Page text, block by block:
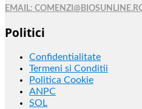
EMAIL:
Politici
Confidentialitate
Termeni si Conditii
Politica Cookie
ANPC
SOL